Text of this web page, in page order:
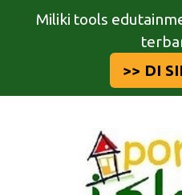
Miliki tools
>> DI